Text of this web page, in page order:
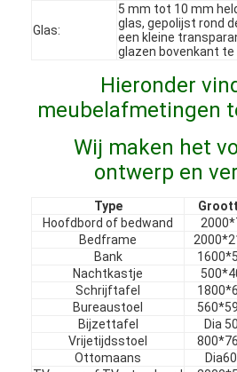
Over ons
Kwaliteitscontrole
Neem contact met ons op
Gevallen
Vraagstukken
Praatje Nu
Glas:
5 mm tot 10 mm
glas, gepolijst rond
een kleine
glazen bovenkant te
Hieronder
meubelafmetingen
Wij maken het
ontwerp en
Type
Hoofdbord of bedwand
Bedframe
Bank
Nachtkastje
Schrijftafel
Bureaustoel
Bijzettafel
Dia
Vrijetijdsstoel
Ottomaans